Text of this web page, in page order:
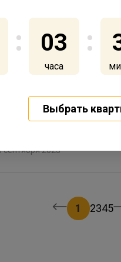
Гатчина - ход
сентября 2023
1 2345
03
часа
Выбрать